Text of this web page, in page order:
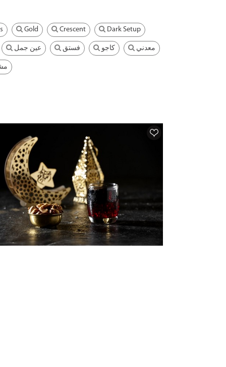
Gold Crescent Dark Setup
عين جمل فستق كاجو معدني